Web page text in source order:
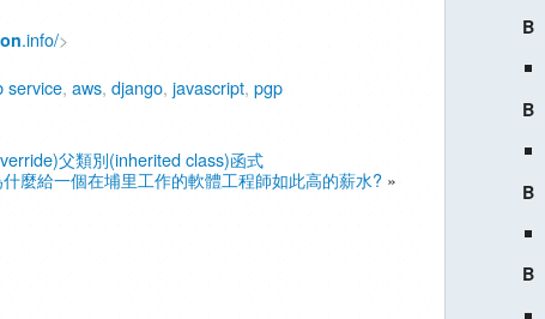
.info/>
service, aws, django, javascript, pgp
父類別(inherited class)函式
麼給一個在埔里工作的軟體工程師如此高的薪水? »
B
B
B
B